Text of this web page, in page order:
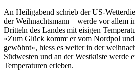
An Heiligabend schrieb der US-
der Weihnachtsmann – werde vor allem
Dritteln des Landes mit eisigen
«Zum Glück kommt er vom Nordpol und
gewöhnt», hiess es weiter in der
Südwesten und an der Westküste werde
Temperaturen erleben.